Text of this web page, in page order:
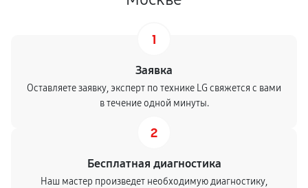
1
Заявка
Оставляете заявку, эксперт по технике LG свяжется с вами
в течение одной минуты.
2
Бесплатная диагностика
Наш мастер произведет необходимую диагностику,